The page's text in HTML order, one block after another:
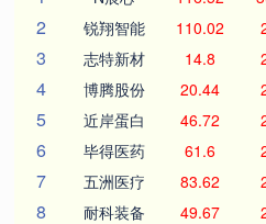
2 锐翔智能 110.02
3 志特新材 14.8
4 博腾股份 20.44
5 近岸蛋白 46.72
6 毕得医药 61.6
7 五洲医疗 83.62
8 耐科装备 49.67